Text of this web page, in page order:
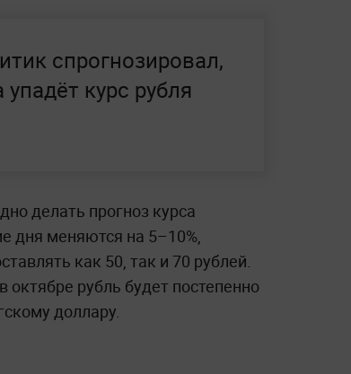
спрогнозировал,
упадёт курс рубля
делать прогноз курса
дня меняются на 5–10%,
как 50, так и 70 рублей.
октябре рубль будет постепенно
доллару.